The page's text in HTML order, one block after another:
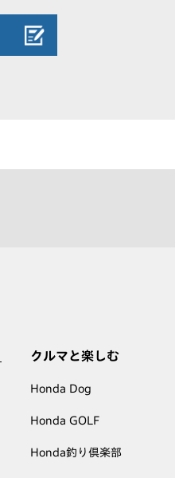
クルマと楽しむ
Honda Dog
Honda GOLF
Honda釣り倶楽部